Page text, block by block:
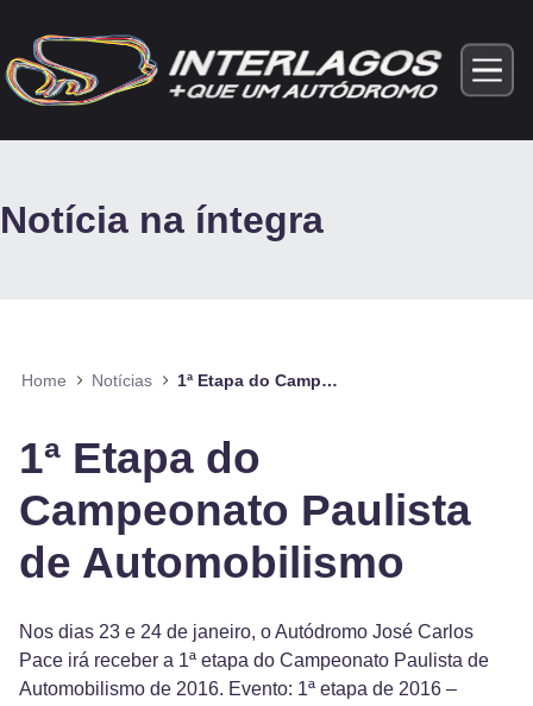
Notícia na íntegra
Home Notícias 1ª Etapa do Campeonato Paulista de Automobilismo
1ª Etapa do
Campeonato Paulista
de Automobilismo
Nos dias 23 e 24 de janeiro, o Autódromo José Carlos
Pace irá receber a 1ª etapa do Campeonato Paulista de
Automobilismo de 2016. Evento: 1ª etapa de 2016 –